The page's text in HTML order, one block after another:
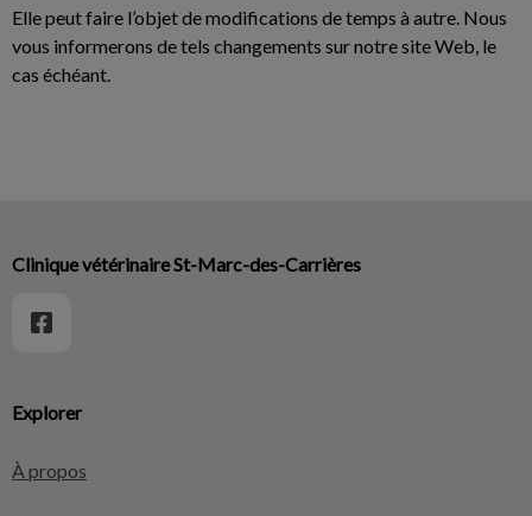
Elle peut faire l’objet de modifications de temps à autre. Nous
vous informerons de tels changements sur notre site Web, le
cas échéant.
Explorer
À propos
Clinique vétérinaire St-Marc-des-Carrières